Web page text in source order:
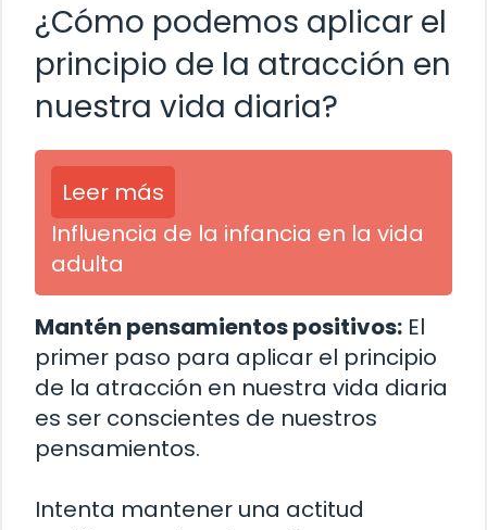
¿Cómo podemos aplicar el
principio de la atracción en
nuestra vida diaria?
Leer más
Influencia de la infancia en la vida
adulta
Mantén pensamientos positivos: El
primer paso para aplicar el principio
de la atracción en nuestra vida diaria
es ser conscientes de nuestros
pensamientos.
Intenta mantener una actitud